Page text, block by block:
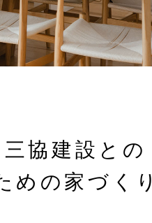
三協建設との
めの家づくり